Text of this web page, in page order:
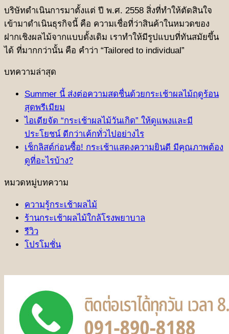
บริษัทดําเนินการมาตั้งแต่ ปี พ.ศ. 2558 สิ่งที่ทําให้ตัดสินใจ
เข้ามาดําเนินธุรกิจนี้ คือ ความเชื่อที่ว่าสินค้าในหมวดของ
ฝากเชิงผลไม้จากแบบดั้งเดิม เราทำให้มีรูปแบบที่ทันสมัยขึ้น
ได้ ที่มากกว่านั้น คือ คําว่า “Tailored to individual”
บทความล่าสุด
Summer นี้ ส่งต่อความสดชื่นด้วยกระเช้าผลไม้ฤดูร้อน
สุดพรีเมียม
ไอเดียจัด “กระเช้าผลไม้วันเกิด” ให้ดูแพงและมี
ประโยชน์ ดีกว่าเค้กทั่วไปอย่างไร
เช็กลิสต์ก่อนซื้อ! กระเช้าแสดงความยินดี มีคุณภาพต้อง
ดูที่อะไรบ้าง?
หมวดหมู่บทความ
ความรู้กระเช้าผลไม้
ร้านกระเช้าผลไม้ใกล้โรงพยาบาล
รีวิว
โปรโมชั่น